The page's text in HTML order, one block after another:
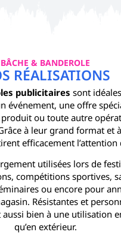
BÂCHE & BANDEROLE
RÉALISATIONS
publicitaires sont
événement, une offre
ou toute autre
à leur grand format et
efficacement l’attention
utilisées lors de
compétitions sportives,
ou encore pour
Résistantes et
bien à une utilisation
qu’en extérieur.